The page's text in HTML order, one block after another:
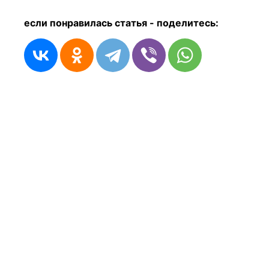
если понравилась статья - поделитесь: